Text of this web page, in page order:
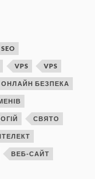
SEO
VPS VPS
ОНЛАЙН БЕЗПЕКА
СВЯТО
ВЕБ-САЙТ